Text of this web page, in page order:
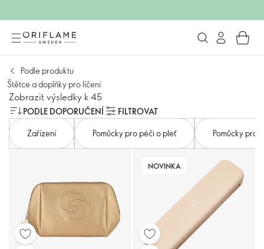
Podle produktu
Štětce a doplňky pro líčení
Zobrazit výsledky k 45
PODLE DOPORUČENÍ
FILTROVAT
Zařízení
Pomůcky pro péči o pleť Pomůcky pro
NOVINKA